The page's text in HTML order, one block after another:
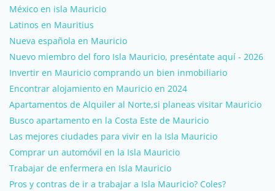
México en isla Mauricio
Latinos en Mauritius
Nueva española en Mauricio
Nuevo miembro del foro Isla Mauricio, preséntate aquí - 2026
Invertir en Mauricio comprando un bien inmobiliario
Encontrar alojamiento en Mauricio en 2024
Apartamentos de Alquiler al Norte,si planeas visitar Mauricio
Busco apartamento en la Costa Este de Mauricio
Las mejores ciudades para vivir en la Isla Mauricio
Comprar un automóvil en la Isla Mauricio
Trabajar de enfermera en Isla Mauricio
Pros y contras de ir a trabajar a Isla Mauricio? Coles?